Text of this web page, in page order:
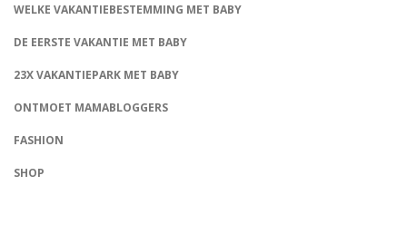
WELKE VAKANTIEBESTEMMING MET BABY
DE EERSTE VAKANTIE MET BABY
23X VAKANTIEPARK MET BABY
ONTMOET MAMABLOGGERS
FASHION
SHOP